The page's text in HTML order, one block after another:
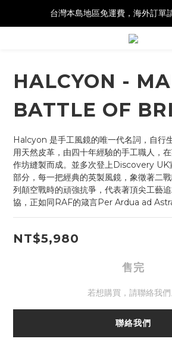
台灣本島地區免運費，海外訂單
HALCYON -
BATTLE OF
Halcyon 是手工風鏡的唯一代名詞，自行
用天然皮革，由四十年經驗的手工職人，
作坊縫製而成。並多次登上Discovery UK
部分，每一把經典的英製風鏡，象徵著二
列顛空戰時的頑強抗爭，代表著頂尖工藝
協，正如同RAF的箴言Per Ardua ad
NT$5,980
售完
若想購買，請聯絡我們
聯絡我們